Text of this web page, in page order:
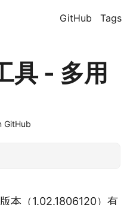
GitHub Tags
具 - 多用
GitHub
本（1.02.1806120）有